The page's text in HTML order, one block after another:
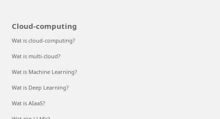
Cloud-computing
Wat is cloud-computing?
Wat is multi-cloud?
Wat is Machine Learning?
Wat is Deep Learning?
Wat is AIaaS?